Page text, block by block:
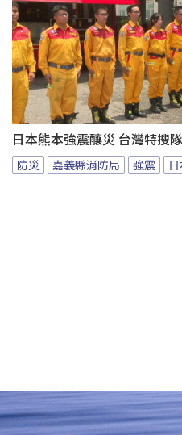
日本熊本強震釀災 台灣特搜
防災 嘉義縣消防局 強震